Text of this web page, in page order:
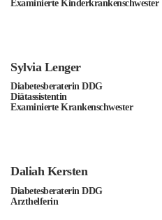
Examinierte Kinderkrankenschwester
Sylvia Lenger
Diabetesberaterin DDG
Diätassistentin
Examinierte Krankenschwester
Daliah Kersten
Diabetesberaterin DDG
Arzthelferin